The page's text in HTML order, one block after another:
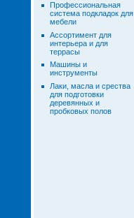
Профессиональная
система подкладок для
мебели
Ассортимент для
интерьера и для
террасы
Машины и
инструменты
Лаки, масла и срества
для подготовки
деревянных и
пробковых полов